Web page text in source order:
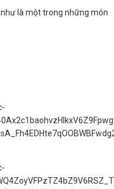
như là một trong những món